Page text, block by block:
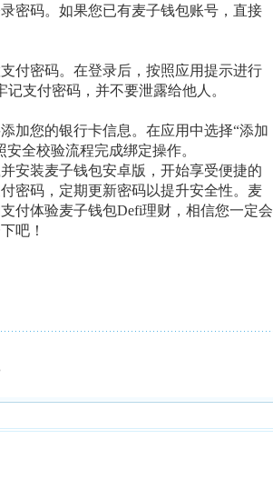
密码。如果您已有麦子钱包账号，直接
付密码。在登录后，按照应用提示进行
支付密码，并不要泄露给他人。
加您的银行卡信息。在应用中选择“添加
全校验流程完成绑定操作。
安装麦子钱包安卓版，开始享受便捷的
密码，定期更新密码以提升安全性。麦
付体验麦子钱包Defi理财，相信您一定会
吧！